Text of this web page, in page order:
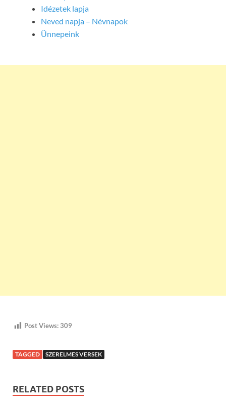
Idézetek lapja
Neved napja – Névnapok
Ünnepeink
Post Views:309
TAGGED SZERELMES VERSEK
RELATED POSTS